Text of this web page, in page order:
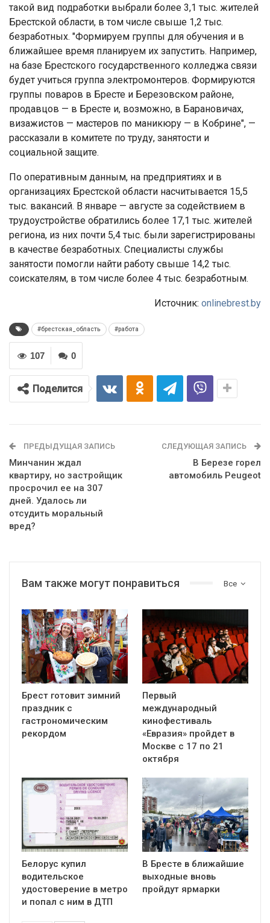
такой вид подработки выбрали более 3,1 тыс. жителей
Брестской области, в том числе свыше 1,2 тыс.
безработных. "Формируем группы для обучения и в
ближайшее время планируем их запустить. Например,
на базе Брестского государственного колледжа связи
будет учиться группа электромонтеров. Формируются
группы поваров в Бресте и Березовском районе,
продавцов — в Бресте и, возможно, в Барановичах,
визажистов — мастеров по маникюру — в Кобрине", —
рассказали в комитете по труду, занятости и
социальной защите.
По оперативным данным, на предприятиях и в
организациях Брестской области насчитывается 15,5
тыс. вакансий. В январе — августе за содействием в
трудоустройстве обратились более 17,1 тыс. жителей
региона, из них почти 5,4 тыс. были зарегистрированы
в качестве безработных. Специалисты службы
занятости помогли найти работу свыше 14,2 тыс.
соискателям, в том числе более 4 тыс. безработным.
Источник: onlinebrest.by
#брестская_область #работа
0
107
Поделится
ПРЕДЫДУЩАЯ ЗАПИСЬ
Минчанин ждал
квартиру, но застройщик
просрочил ее на 307
дней. Удалось ли
отсудить моральный
вред?
СЛЕДУЮЩАЯ ЗАПИСЬ
В Березе горел
автомобиль Peugeot
Все
Вам также могут понравиться
Брест готовит зимний
праздник с
гастрономическим
рекордом
Первый
международный
кинофестиваль
«Евразия» пройдет в
Москве с 17 по 21
октября
Белорус купил
водительское
удостоверение в метро
и попал с ним в ДТП
В Бресте в ближайшие
выходные вновь
пройдут ярмарки